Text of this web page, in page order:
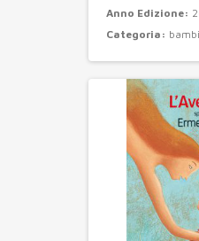
Anno Edizione:
Categoria: